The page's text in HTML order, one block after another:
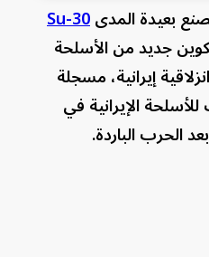
بعيدة المدىSu-30
جديد من الأسلحة
إيرانية، مسجلة
الإيرانية في
الحرب الباردة.